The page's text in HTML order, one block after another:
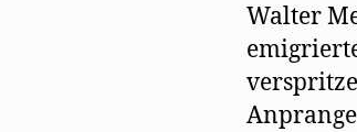
Walter